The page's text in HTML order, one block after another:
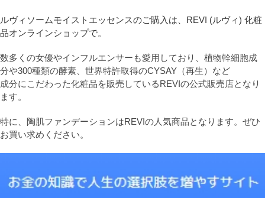
ルヴィソームモイストエッセンスのご購入は、REVI (ルヴィ) 化粧
品オンラインショップで。
数多くの女優やインフルエンサーも愛用しており、植物幹細胞成
分や300種類の酵素、世界特許取得のCYSAY（再生）など
成分にこだわった化粧品を販売しているREVIの公式販売店となり
ます。
特に、陶肌ファンデーションはREVIの人気商品となります。ぜひ
お買い求めください。